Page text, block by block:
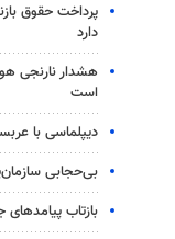
پرداخت حقوق
دارد
است
دیپلماسی با
بی‌حجابی
بازتاب